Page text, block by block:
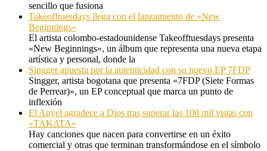
sencillo que fusiona
Takeofftuesdays llega con el lanzamiento de «New
Beginnings»
El artista colombo-estadounidense Takeofftuesdays presenta
«New Beginnings», un álbum que representa una nueva etapa
artística y personal, donde la
Singger apuesta por la autenticidad con su nuevo EP 7FDP
Singger, artista bogotana que presenta «7FDP (Siete Formas
de Perrear)», un EP conceptual que marca un punto de
inflexión
El Anyel agradece a Dios tras superar las 100 mil vistas con
«TAKATA»
Hay canciones que nacen para convertirse en un éxito
comercial y otras que terminan transformándose en el símbolo